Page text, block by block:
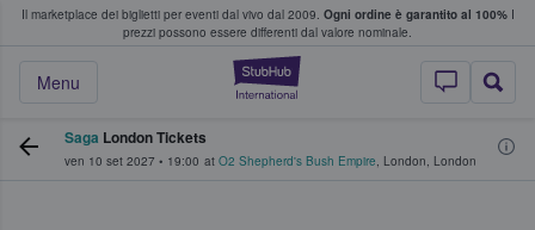
Il marketplace dei biglietti per eventi dal vivo dal 2009. Ogni ordine è garantito al 100%I
prezzi possono essere differenti dal valore nominale.
StubHub - Dove
Menu
fan comprano e vendono biglietti
Saga London Tickets
ven 10 set 2027 • 19:00 at O2 Shepherd's Bush Empire, London, London